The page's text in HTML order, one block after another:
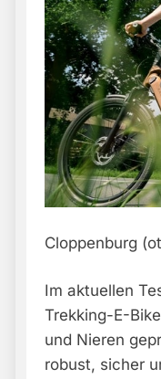
Cloppenburg
Im aktuellen
Trekking-E-
und Nieren
robust, sicher